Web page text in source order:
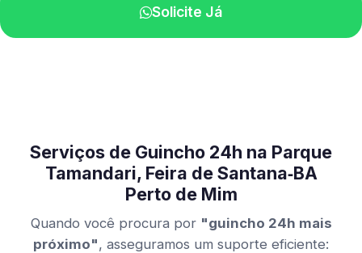
Solicite Já
Serviços de Guincho 24h na Parque
Tamandari, Feira de Santana‑BA
Perto de Mim
Quando você procura por "guincho 24h mais
próximo", asseguramos um suporte eficiente: